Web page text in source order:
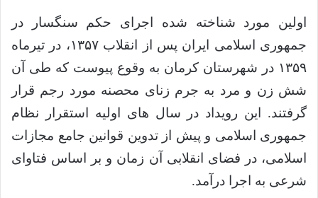
اولین مورد شناخته شده اجرای حکم سنگسار در
جمهوری اسلامی ایران پس از انقلاب ۱۳۵۷، در تیرماه
۱۳۵۹ در شهرستان کرمان به وقوع پیوست که طی آن
شش زن و مرد به جرم زنای محصنه مورد رجم قرار
گرفتند. این رویداد در سال های اولیه استقرار نظام
جمهوری اسلامی و پیش از تدوین قوانین جامع مجازات
اسلامی، در فضای انقلابی آن زمان و بر اساس فتاوای
شرعی به اجرا درآمد.